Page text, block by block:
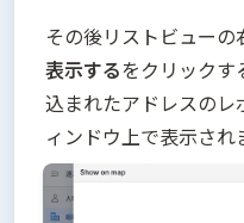
その後リストビュー
表示するをクリックす
込まれたアドレスの
ィンドウ上で表示され